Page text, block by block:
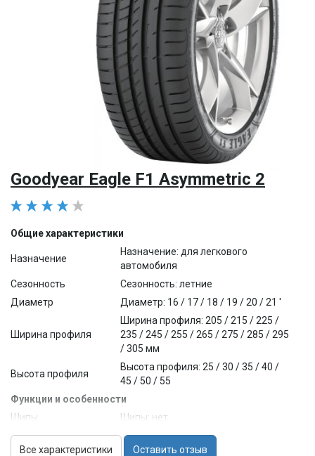
Goodyear Eagle F1 Asymmetric 2
Общие характеристики
Назначение
Назначение: для легкового
автомобиля
Сезонность
Сезонность: летние
Диаметр
Диаметр: 16 / 17 / 18 / 19 / 20 / 21 '
Ширина профиля
Ширина профиля: 205 / 215 / 225 /
235 / 245 / 255 / 265 / 275 / 285 / 295
/ 305 мм
Высота профиля
Высота профиля: 25 / 30 / 35 / 40 /
45 / 50 / 55
Функции и особенности
Шипы
Шипы: нет
Технология
RunFlat
Все характеристики Оставить отзыв